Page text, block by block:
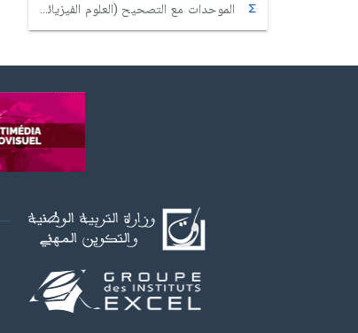
الموحدات مع التصحيح (العلوم الفيزيائية)